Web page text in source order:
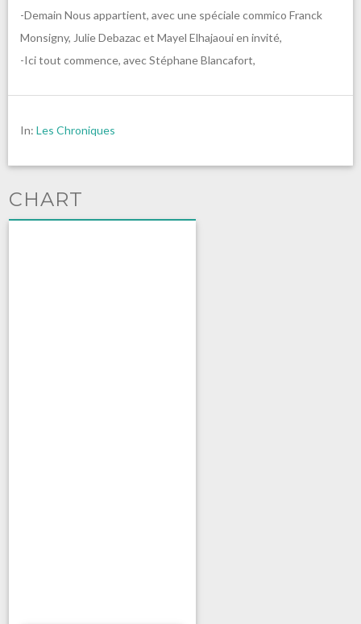
-Demain Nous appartient, avec une spéciale commico Franck
Monsigny, Julie Debazac et Mayel Elhajaoui en invité,
-Ici tout commence, avec Stéphane Blancafort,
In: Les Chroniques
CHART